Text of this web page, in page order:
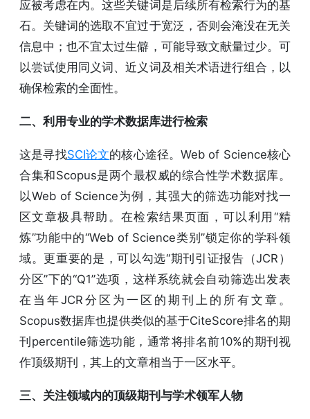
应被考虑在内。这些关键词是后续所有检索行为的基
石。关键词的选取不宜过于宽泛，否则会淹没在无关
信息中；也不宜太过生僻，可能导致文献量过少。可
以尝试使用同义词、近义词及相关术语进行组合，以
确保检索的全面性。
二、利用专业的学术数据库进行检索
这是寻找SCI论文的核心途径。Web of Science核心
合集和Scopus是两个最权威的综合性学术数据库。
以Web of Science为例，其强大的筛选功能对找一
区文章极具帮助。在检索结果页面，可以利用“精
炼”功能中的“Web of Science类别”锁定你的学科领
域。更重要的是，可以勾选“期刊引证报告（JCR）
分区”下的“Q1”选项，这样系统就会自动筛选出发表
在当年JCR分区为一区的期刊上的所有文章。
Scopus数据库也提供类似的基于CiteScore排名的期
刊percentile筛选功能，通常将排名前10%的期刊视
作顶级期刊，其上的文章相当于一区水平。
三、关注领域内的顶级期刊与学术领军人物